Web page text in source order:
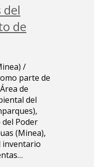
del
de
/
parte de
de
del
Poder
(Minea),
inventario